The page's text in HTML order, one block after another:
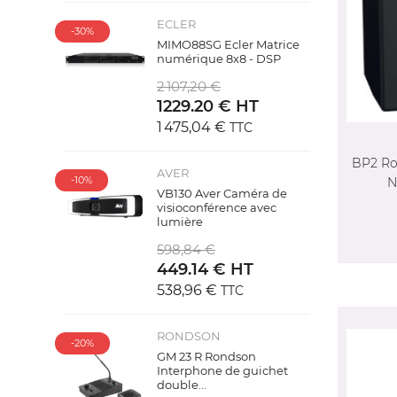
-30%
ECLER
MIMO88SG Ecler Matrice
numérique 8x8 - DSP
2 107,20 €
1229.20 € HT
1 475,04 € TTC
-10%
AVER
VB130 Aver Caméra de
visioconférence avec
lumière
598,84 €
449.14 € HT
538,96 € TTC
-20%
RONDSON
GM 23 R Rondson
Interphone de guichet
double...
BP2